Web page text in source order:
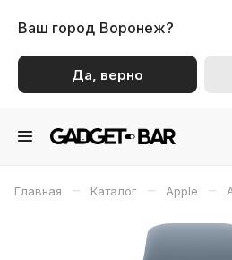
Ваш город Воронеж?
Да, верно
Главная – Каталог – Apple –